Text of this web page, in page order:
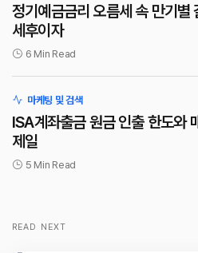
정기예금금리 오름세 속 만기별
세후이자
6 Min Read
마케팅 및 검색
ISA계좌출금 원금 인출 한도와
제일
5 Min Read
READ NEXT